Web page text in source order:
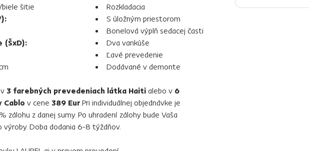
šitie
(ŠxD):
Rozkladacia
S úložným priestorom
Bonelová výplň sedacej časti
Dva vankúše
Ľavé prevedenie
Dodávané v demonte
3 farebných prevedeniach látka Haiti alebo v 6
Cablo v cene 389 Eur .Pri individuálnej objednávke je
z danej sumy. Po uhradení zálohy bude Vaša
výroby. Doba dodania 6-8 týždňov.